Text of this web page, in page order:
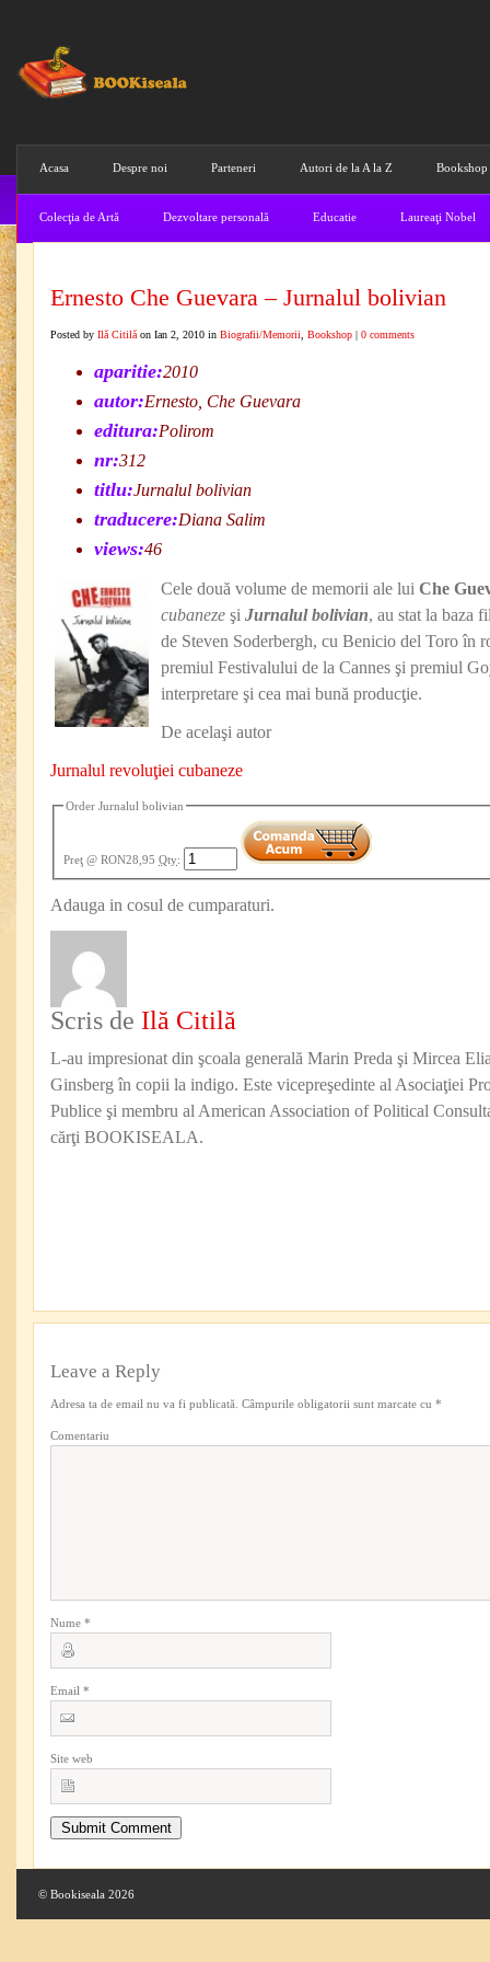
Acasa Despre noi Parteneri Autori de la A la Z Bookshop
Colecţia de Artă Dezvoltare personală Educatie Laureaţi Nobel
Ernesto Che Guevara – Jurnalul bolivian
Posted by Ilă Citilă on Ian 2, 2010 in Biografii/Memorii Bookshop | 0 comments
aparitie:2010
autor:Ernesto, Che Guevara
editura:Polirom
nr:312
titlu:Jurnalul bolivian
traducere:Diana Salim
views:46
Cele două volume de memorii ale lui Che
cubaneze şi Jurnalul bolivian, au stat la baza
de Steven Soderbergh, cu Benicio del Toro în
premiul Festivalului de la Cannes şi premiul
interpretare şi cea mai bună producţie.
De acelaşi autor
Jurnalul revoluţiei cubaneze
Order Jurnalul bolivian
Preţ @ RON28,95 Qty:
Adauga in cosul de cumparaturi.
Scris de Ilă Citilă
L-au impresionat din şcoala generală Marin Preda şi Mircea
Ginsberg în copii la indigo. Este vicepreşedinte al Asociaţiei
Publice şi membru al American Association of Political
cărţi BOOKISEALA.
Leave a Reply
Adresa ta de email nu va fi publicată. Câmpurile obligatorii sunt marcate cu *
Comentariu
Nume *
Email *
Site web
© Bookiseala 2026